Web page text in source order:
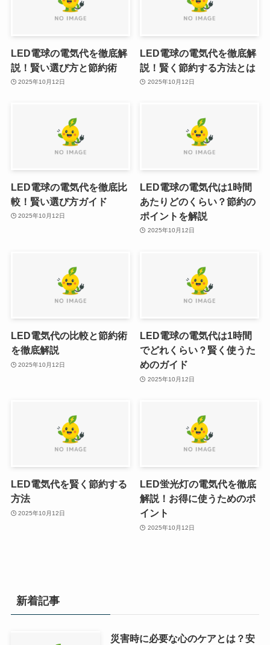
LED電球の電気代を徹底解
説！賢い選び方と節約術
2025年10月12日
LED電球の電気代を徹底解
説！賢く節約する方法とは
2025年10月12日
LED電球の電気代を徹底比
較！賢い選び方ガイド
2025年10月12日
LED電球の電気代は1時間
あたりどのくらい？節約の
ポイントを解説
2025年10月12日
LED電気代の比較と節約術
を徹底解説
2025年10月12日
LED電球の電気代は1時間
でどれくらい？賢く使うた
めのガイド
2025年10月12日
LED電気代を賢く節約する
方法
2025年10月12日
LED蛍光灯の電気代を徹底
解説！お得に使うためのポ
イント
2025年10月12日
新着記事
災害時に必要な心のケアとは？安